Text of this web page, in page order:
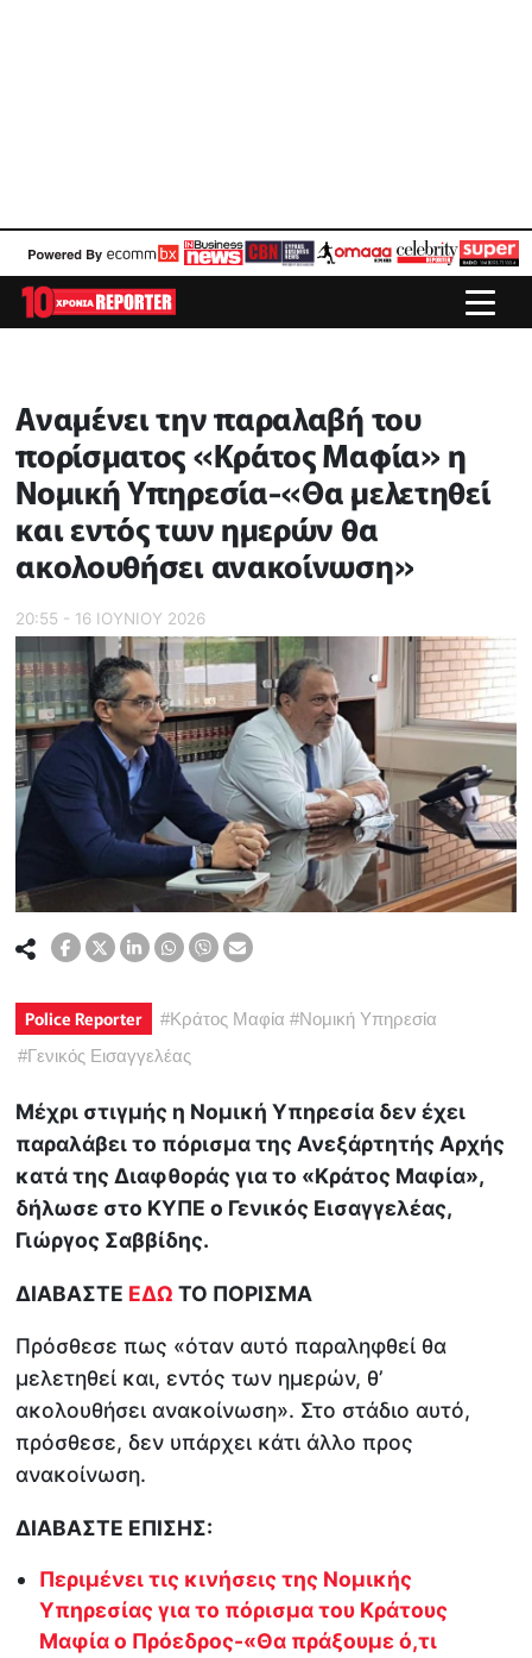
Αναμένει την παραλαβή του
πορίσματος «Κράτος Μαφία» η
Νομική Υπηρεσία-«Θα μελετηθεί
και εντός των ημερών θα
ακολουθήσει ανακοίνωση»
20:55 - 16 ΙΟΥΝΙΟΥ 2026
Police Reporter #Κράτος Μαφία #Νομική Υπηρεσία
#Γενικός Εισαγγελέας
Μέχρι στιγμής η Νομική Υπηρεσία δεν έχει
παραλάβει το πόρισμα της Ανεξάρτητής Αρχής
κατά της Διαφθοράς για το «Κράτος Μαφία»,
δήλωσε στο ΚΥΠΕ ο Γενικός Εισαγγελέας,
Γιώργος Σαββίδης.
ΔΙΑΒΑΣΤΕ ΕΔΩΤΟ ΠΟΡΙΣΜΑ
Πρόσθεσε πως «όταν αυτό παραληφθεί θα
μελετηθεί και, εντός των ημερών, θ’
ακολουθήσει ανακοίνωση». Στο στάδιο αυτό,
πρόσθεσε, δεν υπάρχει κάτι άλλο προς
ανακοίνωση.
ΔΙΑΒΑΣΤΕ ΕΠΙΣΗΣ:
Περιμένει τις κινήσεις της Νομικής
Υπηρεσίας για το πόρισμα του Κράτους
Μαφία ο Πρόεδρος-«Θα πράξουμε ό,τι